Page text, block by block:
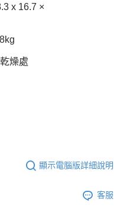
x 16.7 ×
燥處
顯示電腦版詳細說明
客服